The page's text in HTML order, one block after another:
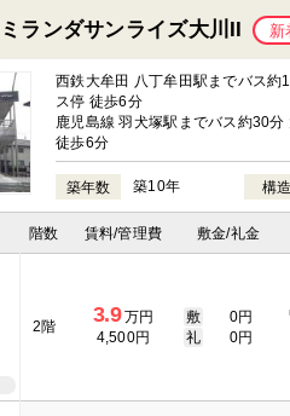
ミランダサンライズ大川II 新
西鉄大牟田 八丁牟田駅までバス約
ス停 徒歩6分
鹿児島線 羽犬塚駅までバス約30分
徒歩6分
築年数 築10年 構造
階数 賃料/管理費 敷金/礼金
2階 3.9万円
4,500円
敷
0円
礼
0円